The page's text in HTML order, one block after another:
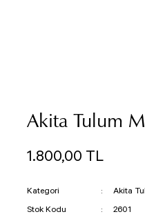
Akita Tulum
1.800,00 TL
Kategori
Akita
Stok Kodu
2601